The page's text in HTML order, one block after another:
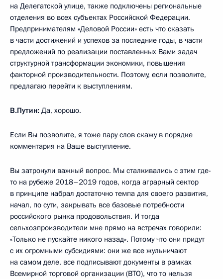
на Делегатской улице, также подключены региональные
отделения во всех субъектах Российской Федерации.
Предпринимателям «Деловой России» есть что сказать
в части достижений и успехов за последние годы, в части
предложений по реализации поставленных Вами задач
структурной трансформации экономики, повышения
факторной производительности. Поэтому, если позволите,
предлагаю перейти к выступлениям.
В.Путин: Да, хорошо.
Если Вы позволите, я тоже пару слов скажу в порядке
комментария на Ваше выступление.
Вы затронули важный вопрос. Мы сталкивались с этим где-
то на рубеже 2018–2019 годов, когда аграрный сектор
в принципе набрал достаточно темпа для своего развития,
начал, по сути, закрывать все базовые потребности
российского рынка продовольствия. И тогда
сельхозпроизводители мне прямо на встречах говорили:
«Только не пускайте никого назад». Потому что они придут
с их огромными субсидиями: они же все жульничают
на самом деле, все подписывают документы в рамках
Всемирной торговой организации (ВТО), что то нельзя